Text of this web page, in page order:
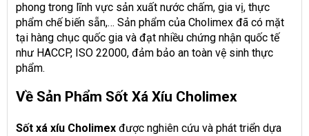
phong trong lĩnh vực sản xuất nước chấm, gia vị, thực
phẩm chế biến sẵn,… Sản phẩm của Cholimex đã có mặt
tại hàng chục quốc gia và đạt nhiều chứng nhận quốc tế
như HACCP, ISO 22000, đảm bảo an toàn vệ sinh thực
phẩm.
Về Sản Phẩm Sốt Xá Xíu Cholimex
Sốt xá xíu Cholimex được nghiên cứu và phát triển dựa